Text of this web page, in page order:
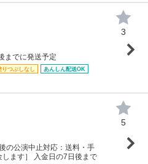
までに発送予定
りつぶしなし
あんしん配送OK
3
公演中止対応：送料・手
ます］ 入金日の7日後まで
5